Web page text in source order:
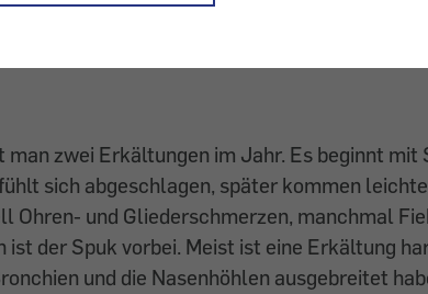
nicht mehr – aber vielleicht einen der
zwei Erkältungen im Jahr. Es beginnt mit
sich abgeschlagen, später kommen
Ohren- und Gliederschmerzen, manchmal
ist der Spuk vorbei. Meist ist eine Erkältung
und die Nasenhöhlen ausgebreitet